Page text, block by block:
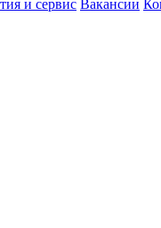
и сервис Вакансии